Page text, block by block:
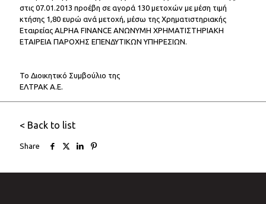
στις 07.01.2013 προέβη σε αγορά 130 μετοχών με μέση τιμή
κτήσης 1,80 ευρώ ανά μετοχή, μέσω της Χρηματιστηριακής
Εταιρείας ALPHA FINANCE ΑΝΩΝΥΜΗ ΧΡΗΜΑΤΙΣΤΗΡΙΑΚΗ
ΕΤΑΙΡΕΙΑ ΠΑΡΟΧΗΣ ΕΠΕΝΔΥΤΙΚΩΝ ΥΠΗΡΕΣΙΩΝ.
Το Διοικητικό Συμβούλιο της
ΕΛΤΡΑΚ Α.Ε.
< Back to list
Share